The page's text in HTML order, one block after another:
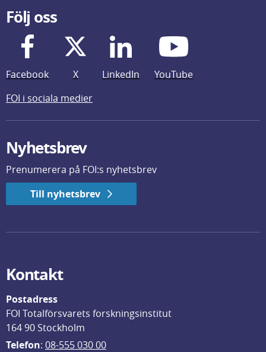
Följ oss
Facebook X LinkedIn
YouTube
FOI i sociala medier
Nyhetsbrev
Prenumerera på FOI:s nyhetsbrev
Till nyhetsbrev
Kontakt
Postadress
FOI Totalförsvarets forskningsinstitut
164 90 Stockholm
Telefon: 08-555 030 00